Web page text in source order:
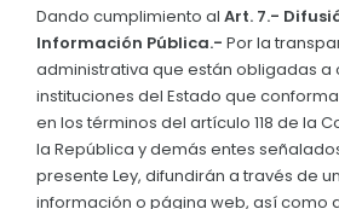
Ubicación
Clima
NEW
Sesiones Extraordinarias
Resoluciones
Convocatorias
GESTIÓN ADMINISTRATIVA
CIUDADANÍA ACTIVA
Solicitud de acceso
TURISMO
Dando cumplimiento al Art. 7.-
Información Pública.- Por la
administrativa que están obligadas a
instituciones del Estado que
en los términos del artículo 118 de la
la República y demás entes
presente Ley, difundirán a través de
información o página web, así como